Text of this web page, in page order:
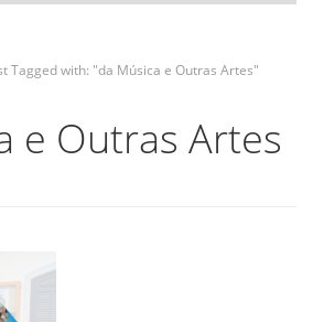
Tagged with: "da Música e Outras Artes"
e Outras Artes